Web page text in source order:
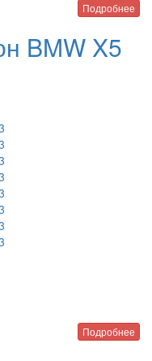
Подробнее
BMW X5
Подробнее